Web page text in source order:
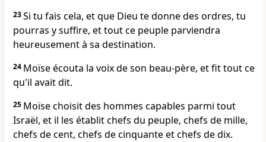
23Si tu fais cela, et que Dieu te donne des ordres, tu
pourras y suffire, et tout ce peuple parviendra
heureusement à sa destination.
24 Moïse écouta la voix de son beau-père, et fit tout ce
qu'il avait dit.
25 Moïse choisit des hommes capables parmi tout
Israël, et il les établit chefs du peuple, chefs de mille,
chefs de cent, chefs de cinquante et chefs de dix.